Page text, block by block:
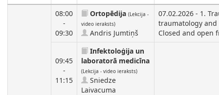
08:00
-
09:30
Ortopēdija (Lekcija -
video ieraksts)
Andris Jumtiņš
07.02.2026 - 1.
traumatology
Closed and open
09:45
-
11:15
Infektoloģija un
laboratorā medicīna
(Lekcija - video ieraksts)
Sniedze
Laivacuma